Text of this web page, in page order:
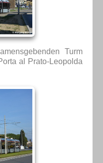
Turm
al Prato-Leopolda